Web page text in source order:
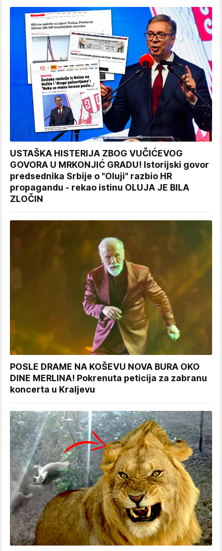
USTAŠKA HISTERIJA ZBOG VUČIĆEVOG
GOVORA U MRKONJIĆ GRADU! Istorijski govor
predsednika Srbije o "Oluji" razbio HR
propagandu - rekao istinu OLUJA JE BILA
ZLOČIN
POSLE DRAME NA KOŠEVU NOVA BURA OKO
DINE MERLINA! Pokrenuta peticija za zabranu
koncerta u Kraljevu